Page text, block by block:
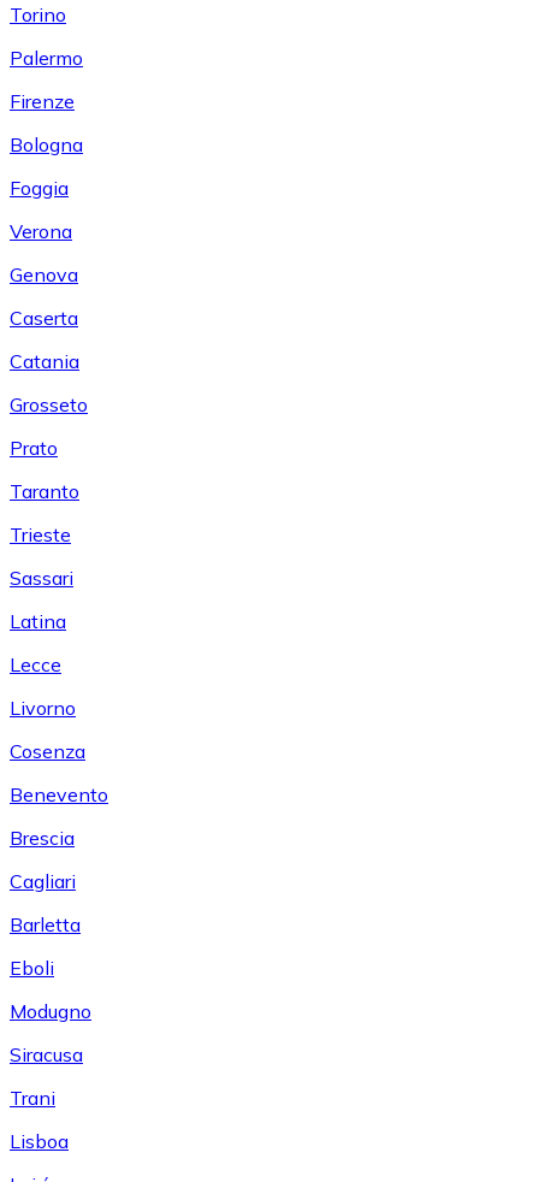
Torino
Palermo
Firenze
Bologna
Foggia
Verona
Genova
Caserta
Catania
Grosseto
Prato
Taranto
Trieste
Sassari
Latina
Lecce
Livorno
Cosenza
Benevento
Brescia
Cagliari
Barletta
Eboli
Modugno
Siracusa
Trani
Lisboa